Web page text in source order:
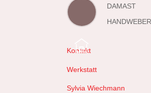
DAMAST
Kontakt
Werkstatt
Sylvia Wiechmann